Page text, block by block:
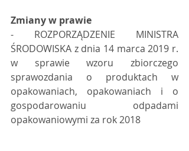
Zmiany w prawie
- ROZPORZĄDZENIE MINISTRA
ŚRODOWISKA z dnia 14 marca 2019 r.
w sprawie wzoru zbiorczego
sprawozdania o produktach w
opakowaniach, opakowaniach i o
gospodarowaniu odpadami
opakowaniowymi za rok 2018